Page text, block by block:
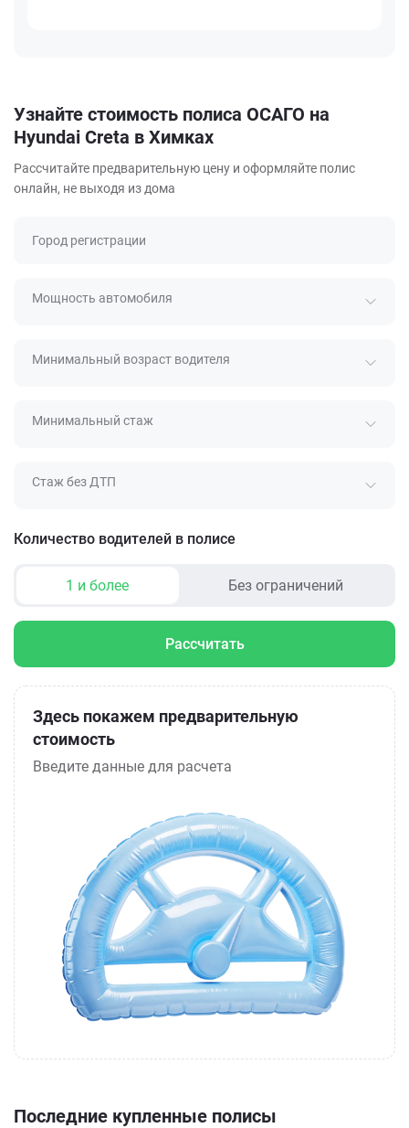
Узнайте стоимость полиса ОСАГО на
Hyundai Creta в Химках
Рассчитайте предварительную цену и оформляйте полис
онлайн, не выходя из дома
Город регистрации
Мощность автомобиля
Минимальный возраст водителя
Минимальный стаж
Стаж без ДТП
Количество водителей в полисе
1 и более Без ограничений
Рассчитать
Здесь покажем предварительную
стоимость
Введите данные для расчета
Последние купленные полисы